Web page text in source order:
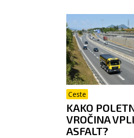
Ceste
KAKO
VROČINA
ASFALT?